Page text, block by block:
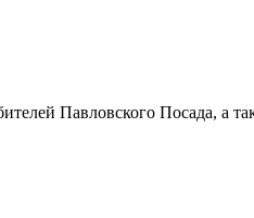
Павловского Посада, а